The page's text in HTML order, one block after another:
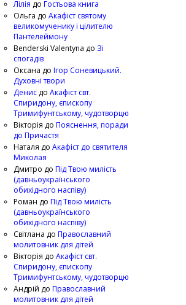
Лілія до Гостьова книга
Ольга до Акафіст святому
великомученику і цілителю
Пантелеймону
Benderski Valentyna до Зі
спогадів
Оксана до Ігор Соневицький.
Духовні твори
Денис до Акафіст свт.
Спиридону, єпископу
Тримифунтському, чудотворцю
Вікторія до Пояснення, поради
до Причастя
Наталя до Акафіст до святителя
Миколая
Дмитро до Під Твою милість
(давньоукраїнського
обихідного наспіву)
Роман до Під Твою милість
(давньоукраїнського
обихідного наспіву)
Світлана до Православний
молитовник для дітей
Вікторія до Акафіст свт.
Спиридону, єпископу
Тримифунтському, чудотворцю
Андрій до Православний
молитовник для дітей